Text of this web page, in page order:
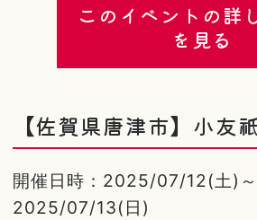
このイベントの詳
を見る
【佐賀県唐津市】小友
開催日時：2025/07/12(土)～
2025/07/13(日)